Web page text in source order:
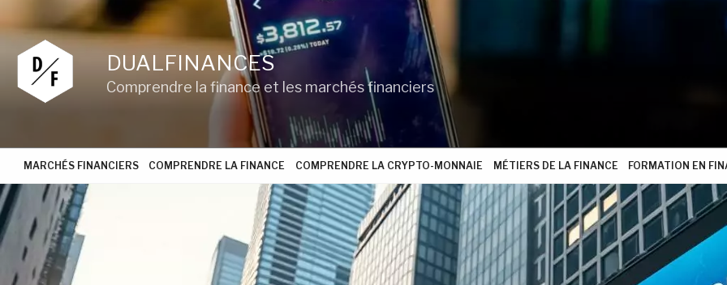
contenu
principal
DUALFINANCES
Comprendre la finance et les marchés financiers
MARCHÉS FINANCIERS COMPRENDRE LA FINANCE COMPRENDRE LA CRYPTO-MONNAIE MÉTIERS DE LA FINANCE FORMATION EN